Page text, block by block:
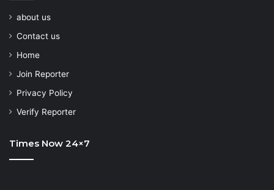
about us
Contact us
Home
Join Reporter
Privacy Policy
Verify Reporter
Times Now 24×7